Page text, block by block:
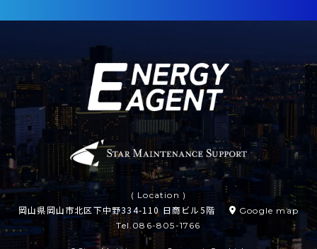
( Location )
岡山県岡山市北区下中野334-110 日商ビル5階
Google map
Tel.086-805-1766